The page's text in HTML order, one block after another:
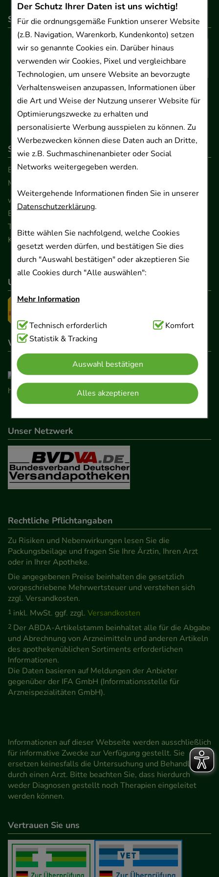
Der Schutz Ihrer Daten ist uns wichtig!
Für die ordnungsgemäße Funktion unserer Website
(z.B. Navigation, Warenkorb, Kundenkonto) setzen
wir so genannte Cookies ein. Darüber hinaus
verwenden wir Cookies, Pixel und vergleichbare
Technologien, um unsere Website an bevorzugte
Verhaltensweisen anzupassen, Informationen über
die Art und Weise der Nutzung unserer Website für
Optimierungszwecke zu erhalten und
personalisierte Werbung ausspielen zu können. Zu
Werbezwecken können diese Daten auch an Dritte,
wie z.B. Suchmaschinenanbieter oder Social
Networks weitergegeben werden.
Weitergehende Informationen finden Sie in unserer
Datenschutzerklärung.
Bitte wählen Sie nachfolgend, welche Cookies
gesetzt werden dürfen, und bestätigen Sie dies
durch "Auswahl bestätigen" oder akzeptieren Sie
alle Cookies durch "Alle auswählen":
Mehr Information
Technisch Notwendig:Hierbei handelt es sich um
Cookies, die für die Grundfunktionen unserer
Website notwendig sind (z.B. Navigation,
Warenkorb, Kundenkonto), weshalb auf diese nicht
verzichtet werden kann.
Komfort:Diese Cookies werden genutzt um das
Einkaufserlebnis noch ansprechender zu gestalten,
beispielsweise für die Wiedererkennung des
Besuchers oder unsere Seite an bevorzugte
Verhaltensweisen (z.B. Spracheinstellung)
anzupassen. Komfort-Cookies ermöglichen es uns
auch auf Ihre Bedürfnisse zugeschrittene Inhalte
Statistik & Tracking:Hierüber lassen sich
Informationen über die Art und Weise der Nutzung
unserer Website sammeln, mit deren Hilfe wir
unsere Website weiter für Sie optimieren können,
den Inhalt auf unserer Website aber auch die
Werbung auf Drittseiten möglichst relevant für Sie
zu gestalten. Bitte beachten Sie, dass Daten hierfür
teilweise an Dritte wie z.B. Google oder soziale
Medien übertragen werden.
Technisch erforderlich
Komfort
Statistik & Tracking
Auswahl bestätigen
Alles akzeptieren
So können Sie bezahlen
So erreichen Sie uns
Beratung und Kundenservice:
Montag - Freitag von 9.00 bis 17.00 Uhr
www.ApoSalis.de
Ernst-August-Platz 2 · 30159 Hannover
Telefon 0511 89 71 80 0 · Fax 0511 89 71 80 11
Kontaktformular
Unser Versanddienstleister
Wir sind hier gelistet
Unser Netzwerk
Rechtliche Pflichtangaben
Zu Risiken und Nebenwirkungen lesen Sie die
Packungsbeilage und fragen Sie Ihre Ärztin, Ihren Arzt
oder in Ihrer Apotheke.
Die angegebenen Preise beinhalten die gesetzlich
vorgeschriebene Mehrwertsteuer und verstehen sich
zzgl. Versandkosten.
1 inkl. MwSt. ggf. zzgl. Versandkosten
2 Der ABDA-Artikelstamm beinhaltet alle für die Abgabe
und Abrechnung von Arzneimitteln und anderen Artikeln
des apothekenüblichen Sortiments erforderlichen
Informationen.
Die Daten basieren auf Meldungen der Anbieter
gegenüber der IFA GmbH (Informationsstelle für
Arzneispezialitäten GmbH).
Informationen auf dieser Webseite werden ausschließlich
für informative Zwecke zur Verfügung gestellt. Sie
ersetzen keinesfalls die Untersuchung und Behandlung
durch einen Arzt. Bitte beachten Sie, dass hierdurch
weder Diagnosen gestellt noch Therapien eingeleitet
werden können.
Vertrauen Sie uns